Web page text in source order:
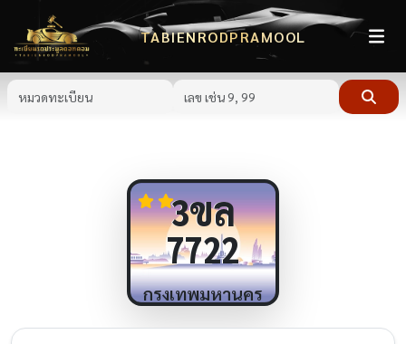
TABIENRODPRAMOOL
3ขล
7722
กรุงเทพมหานคร